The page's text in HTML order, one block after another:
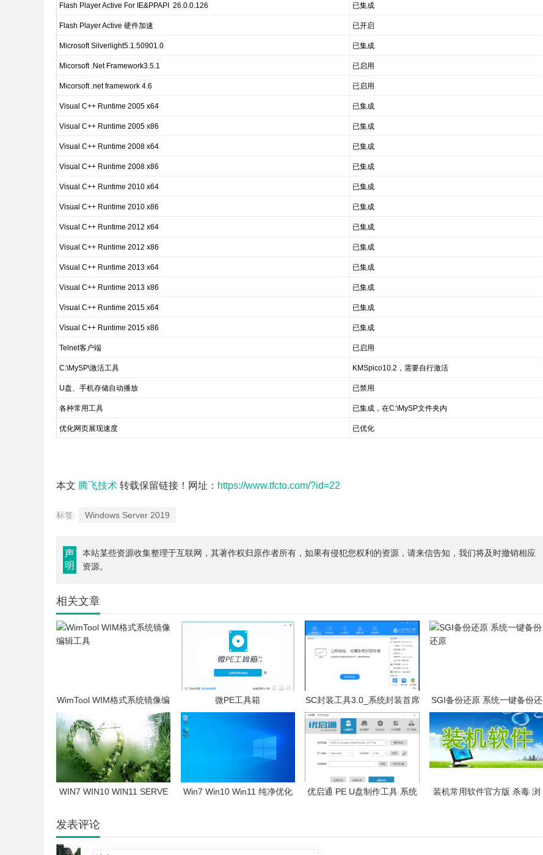
Flash Player Active For IE&PPAPI 26.0.0.126 已集成
Flash Player Active 硬件加速 已开启
Microsoft Silverlight5.1.50901.0 已集成
Micorsoft .Net Framework3.5.1 已启用
Micorsoft .net framework 4.6 已启用
Visual C++ Runtime 2005 x64 已集成
Visual C++ Runtime 2005 x86 已集成
Visual C++ Runtime 2008 x64 已集成
Visual C++ Runtime 2008 x86 已集成
Visual C++ Runtime 2010 x64 已集成
Visual C++ Runtime 2010 x86 已集成
Visual C++ Runtime 2012 x64 已集成
Visual C++ Runtime 2012 x86 已集成
Visual C++ Runtime 2013 x64 已集成
Visual C++ Runtime 2013 x86 已集成
Visual C++ Runtime 2015 x64 已集成
Visual C++ Runtime 2015 x86 已集成
Telnet客户端 已启用
C:\MySP\激活工具 KMSpico10.2，需要自行激活
U盘、手机存储自动播放 已禁用
各种常用工具 已集成，在C:\MySP文件夹内
优化网页展现速度 已优化
本文 腾飞技术 转载保留链接！网址： https://www.tfcto.com/?id=22
标签: Windows Server 2019
声
明
本站某些资源收集整理于互联网，其著作权归原作者所有，如果有侵犯您权利的资源，请来信告知，我们将及时撤销相应
资源。
相关文章
WimTool WIM格式系统镜像编
微PE工具箱
SC封装工具3.0_系统封装首席
执行官
SGI备份还原 系统一键备份还
原
WIN7 WIN10 WIN11 SERVE
Win7 Win10 Win11 纯净优化
优启通 PE U盘制作工具 系统
装机常用软件官方版 杀毒 浏
发表评论